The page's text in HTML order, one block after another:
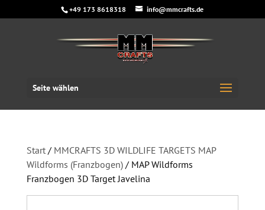
+49 173 8618318 info@mmcrafts.de
Seite wählen
Start/ MMCRAFTS 3D WILDLIFE TARGETS MAP
Wildforms (Franzbogen)/ MAP Wildforms
Franzbogen 3D Target Javelina